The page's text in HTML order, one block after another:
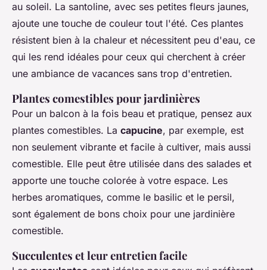
au soleil. La santoline, avec ses petites fleurs jaunes,
ajoute une touche de couleur tout l'été. Ces plantes
résistent bien à la chaleur et nécessitent peu d'eau, ce
qui les rend idéales pour ceux qui cherchent à créer
une ambiance de vacances sans trop d'entretien.
Plantes comestibles pour jardinières
Pour un balcon à la fois beau et pratique, pensez aux
plantes comestibles. La capucine, par exemple, est
non seulement vibrante et facile à cultiver, mais aussi
comestible. Elle peut être utilisée dans des salades et
apporte une touche colorée à votre espace. Les
herbes aromatiques, comme le basilic et le persil,
sont également de bons choix pour une jardinière
comestible.
Succulentes et leur entretien facile